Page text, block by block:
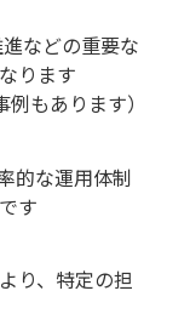
などの重要な
ります
もあります）
的な運用体制
す
り、特定の担